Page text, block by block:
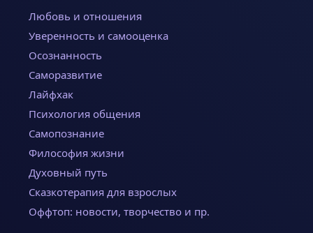
Любовь и отношения
Уверенность и самооценка
Осознанность
Саморазвитие
Лайфхак
Психология общения
Самопознание
Философия жизни
Духовный путь
Сказкотерапия для взрослых
Оффтоп: новости, творчество и пр.